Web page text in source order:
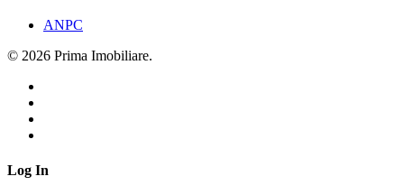
ANPC
© 2026 Prima Imobiliare.
Log In